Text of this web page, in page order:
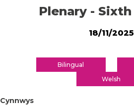
Plenary -
18/11/2025
Bilingual
Welsh
Cynnwys